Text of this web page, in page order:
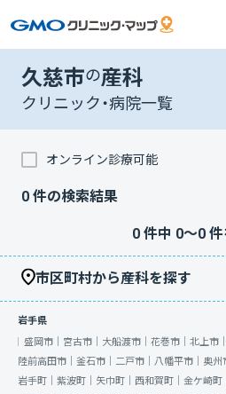
久慈市の産科
クリニック・病院一覧
オンライン診療可能
0 件の検索結果
0件中 0〜0件
市区町村から産科を探す
岩手県
盛岡市｜ 宮古市｜ 大船渡市｜ 花巻市｜ 北上市｜
陸前高田市｜ 釜石市｜ 二戸市｜ 八幡平市｜ 奥州
岩手町｜ 紫波町｜ 矢巾町｜ 西和賀町｜ 金ケ崎町｜